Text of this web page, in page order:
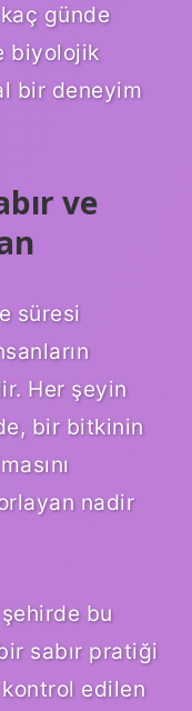
günde
biyolojik
bir deneyim
ve
süresi
Her şeyin
bir bitkinin
nadir
bu
sabır pratiği
edilen